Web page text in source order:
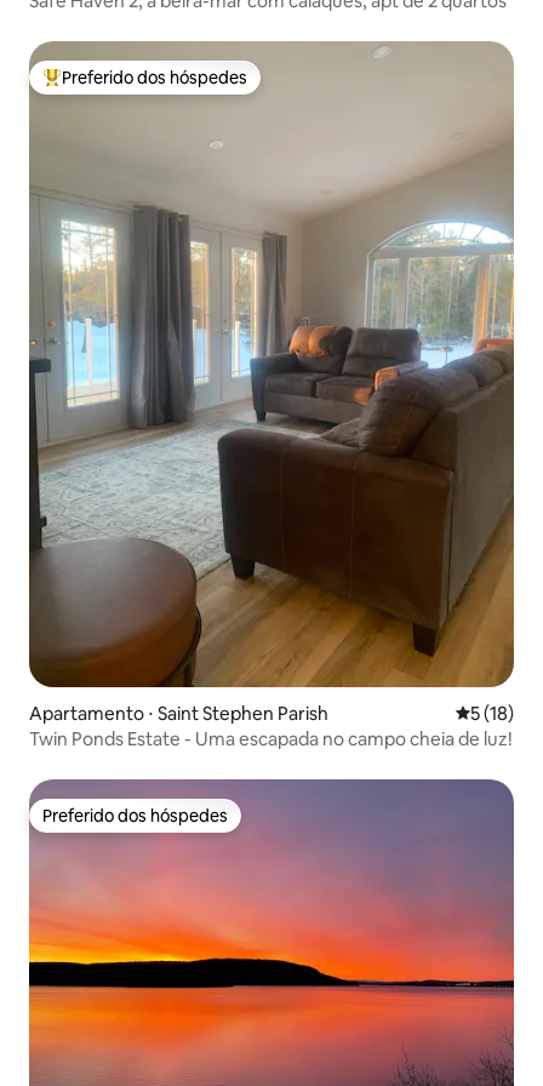
Entre os melhores preferidos dos hóspedes
Preferido dos hóspedes
Apartamento ⋅ Saint Stephen Parish 5 de uma
5 (18)
Twin Ponds Estate - Uma escapada no campo cheia de luz!
Preferido dos hóspedes
Preferido dos hóspedes